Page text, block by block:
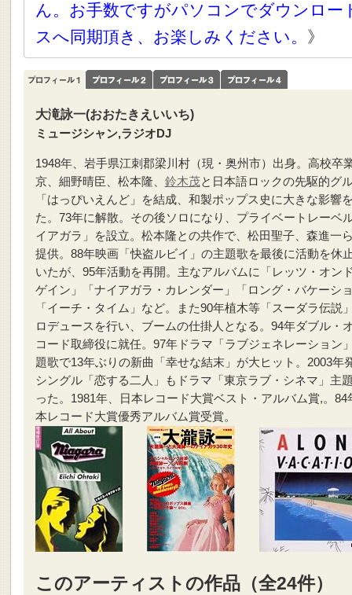
ん。お手数ですがパソコンでダウンロー
スへ同期頂き、お楽しみください。 》
大滝詠一(おおたきえいいち)
ミュージシャン,ラジオDJ
1948年、岩手県江刺郡梁川村（現・奥州市）出身。高校卒
京、細野晴臣、松本隆、 鈴木茂と日本語ロックの先駆的グ
「はっぴいえんど」を結成、和製ポップス史に大きな影響
た。73年に解散。その後ソロになり、プライベートレーベ
イアガラ」を設立。松本隆との共作で、松田聖子、森進一
提供。88年映画「快盗ルビイ」の主題歌を最後に活動を休
いたが、95年活動を再開。主なアルバムに「レッツ・オン
ゲイン」「ナイアガラ・カレンダー」「ロング・バケーシ
「イーチ・タイム」など。また90年植木等「スーダラ伝説
ロデュースを行い、ブームの仕掛人となる。94年ダブル・
コード取締役に就任。97年ドラマ「ラブジェネレーション
題歌で13年ぶりの新曲「幸せな結末」が大ヒット。2003年
シングル「恋する二人」もドラマ「東京ラブ・シネマ」主
った。1981年、日本レコード大賞ベスト・アルバム賞,。84
本レコード大賞優秀アルバム賞受賞。
このアーティストの作品（全24件）